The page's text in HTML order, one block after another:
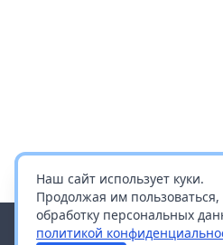
Наш сайт использует куки.
Продолжая им
обработку персональных
политикой